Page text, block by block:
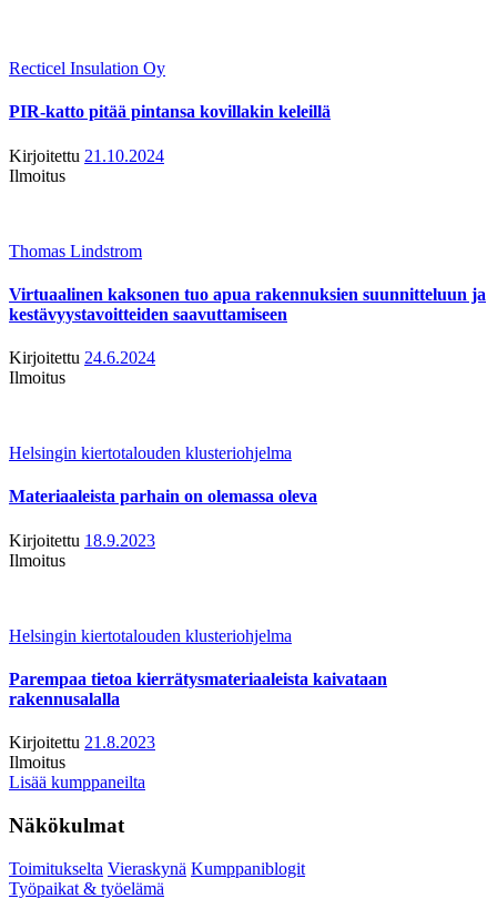
Recticel Insulation Oy
PIR-katto pitää pintansa kovillakin keleillä
Kirjoitettu 21.10.2024
Ilmoitus
Thomas Lindstrom
Virtuaalinen kaksonen tuo apua rakennuksien suunnitteluun ja
kestävyystavoitteiden saavuttamiseen
Kirjoitettu 24.6.2024
Ilmoitus
Helsingin kiertotalouden klusteriohjelma
Materiaaleista parhain on olemassa oleva
Kirjoitettu 18.9.2023
Ilmoitus
Helsingin kiertotalouden klusteriohjelma
Parempaa tietoa kierrätysmateriaaleista kaivataan
rakennusalalla
Kirjoitettu 21.8.2023
Ilmoitus
Lisää kumppaneilta
Näkökulmat
Toimitukselta Vieraskynä Kumppaniblogit
Työpaikat & työelämä